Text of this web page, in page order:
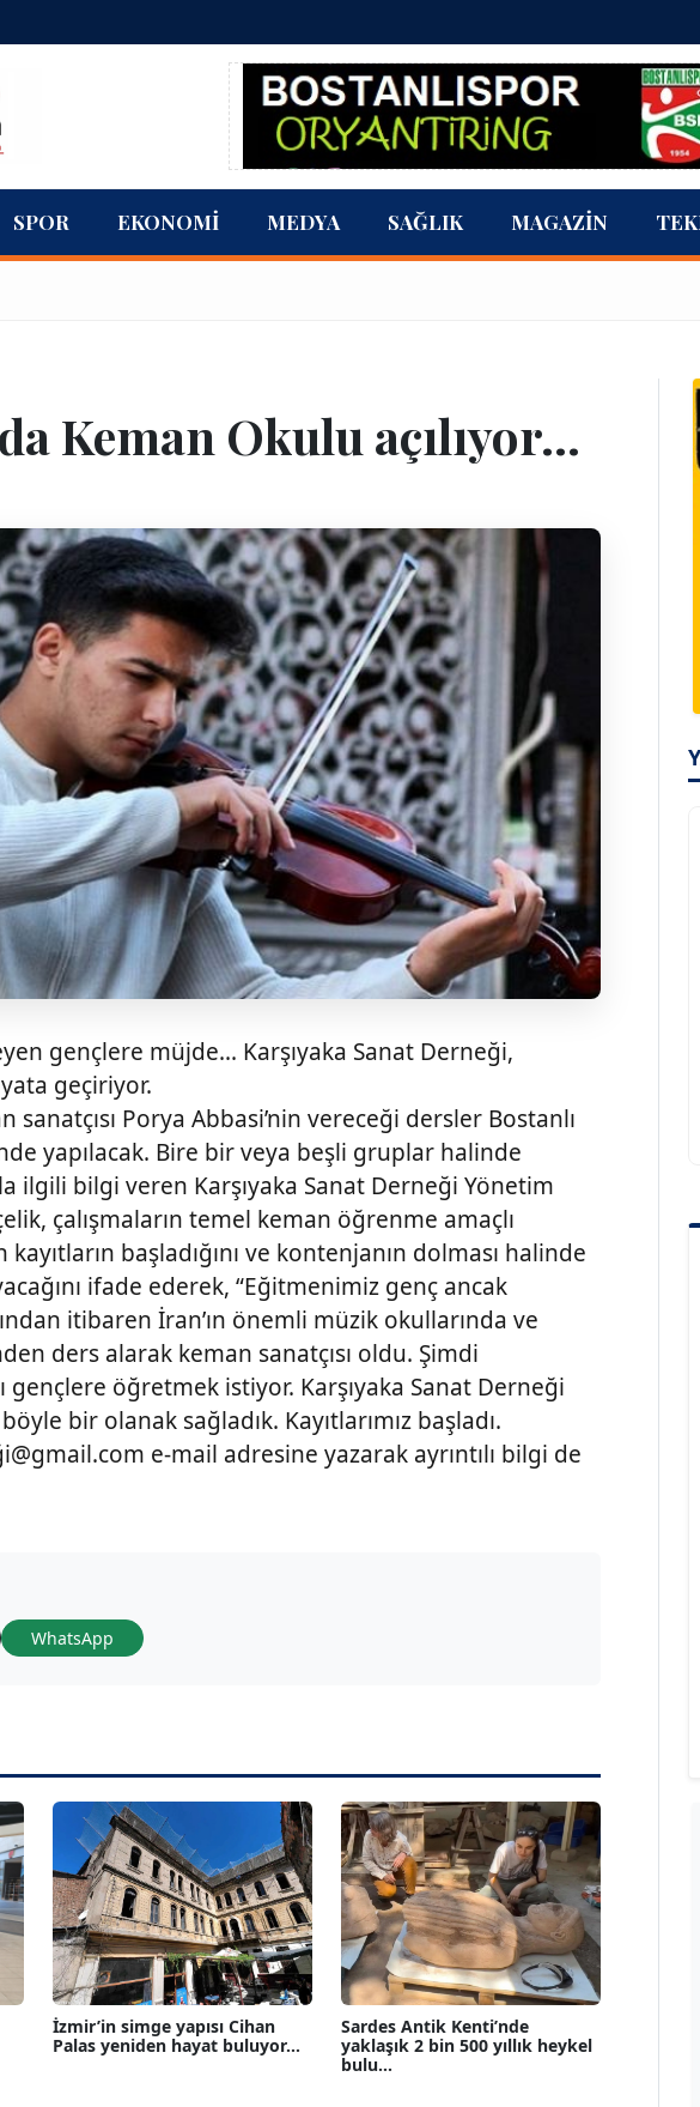
SPOR EKONOMI MEDYA SAĞLIK MAGAZIN
Keman Okulu açılıyor...
gençlere müjde... Karşıyaka Sanat Derneği,
geçiriyor.
sanatçısı Porya Abbasi’nin vereceği dersler Bostanlı
yapılacak. Bire bir veya beşli gruplar halinde
ilgili bilgi veren Karşıyaka Sanat Derneği Yönetim
çalışmaların temel keman öğrenme amaçlı
başladığını ve kontenjanın dolması halinde
ifade ederek, “Eğitmenimiz genç ancak
itibaren İran’ın önemli müzik okullarında ve
ders alarak keman sanatçısı oldu. Şimdi
gençlere öğretmek istiyor. Karşıyaka Sanat Derneği
bir olanak sağladık. Kayıtlarımız başladı.
e-mail adresine yazarak ayrıntılı bilgi de
WhatsApp
İzmir’in simge yapısı Cihan
Palas yeniden hayat buluyor...
Sardes Antik Kenti’nde
yaklaşık 2 bin 500 yıllık heykel
bulu...